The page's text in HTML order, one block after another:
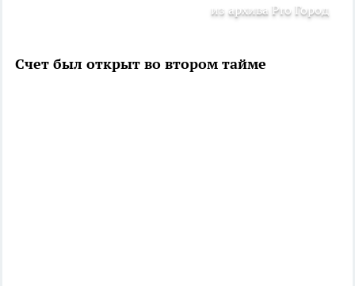
из архива Pro Город
Счет был открыт во втором тайме